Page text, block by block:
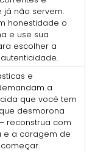
já não servem.
honestidade o
e use sua
escolher a
e
a
que você tem
desmorona
reconstrua com
e a coragem de